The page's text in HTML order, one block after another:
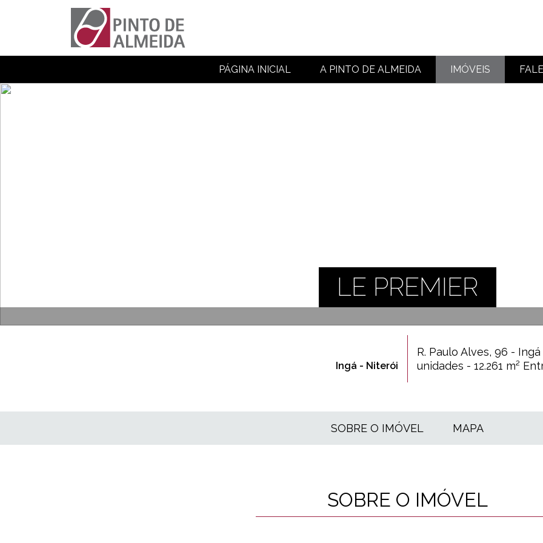
PÁGINA INICIAL A PINTO DE ALMEIDA IMÓVEIS
LE PREMIER
Ingá - Niterói
R. Paulo Alves, 96 -
unidades - 12.261 m²
SOBRE O IMÓVEL MAPA
SOBRE O IMÓVEL